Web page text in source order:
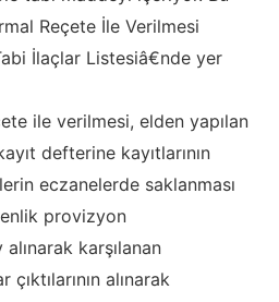
Reçete İle Verilmesi
İlaçlar Listesiâ€nde yer
ile verilmesi, elden yapılan
defterine kayıtlarının
eczanelerde saklanması
provizyon
karşılanan
alınarak